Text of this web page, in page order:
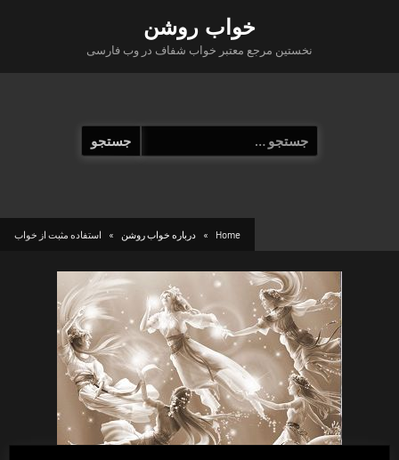
خواب روشن
نخستین مرجع معتبر خواب شفاف در وب فارسی
جستجو
برای:
Home درباره خواب روشن استفاده مثبت از خواب